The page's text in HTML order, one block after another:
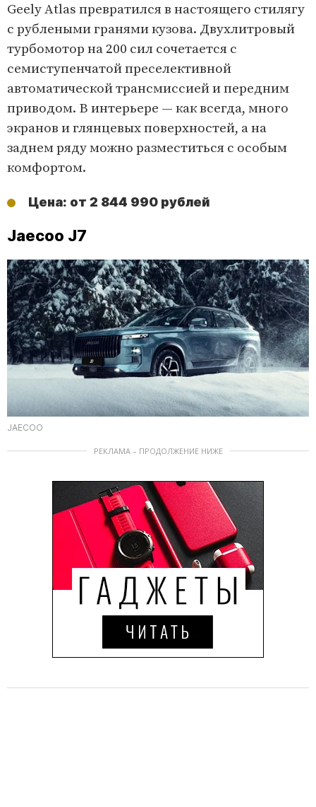
Geely Atlas превратился в настоящего стилягу
с рублеными гранями кузова. Двухлитровый
турбомотор на 200 сил сочетается с
семиступенчатой преселективной
автоматической трансмиссией и передним
приводом. В интерьере — как всегда, много
экранов и глянцевых поверхностей, а на
заднем ряду можно разместиться с особым
комфортом.
Цена: от 2 844 990 рублей
Jaecoo J7
JAECOO
РЕКЛАМА – ПРОДОЛЖЕНИЕ НИЖЕ